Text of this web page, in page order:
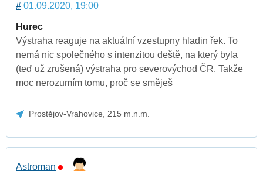
# 01.09.2020, 19:00
Hurec
Výstraha reaguje na aktuální vzestupny hladin řek. To
nemá nic společného s intenzitou deště, na který byla
(teď už zrušená) výstraha pro severovýchod ČR. Takže
moc nerozumím tomu, proč se směješ
Prostějov-Vrahovice, 215 m.n.m.
Astroman